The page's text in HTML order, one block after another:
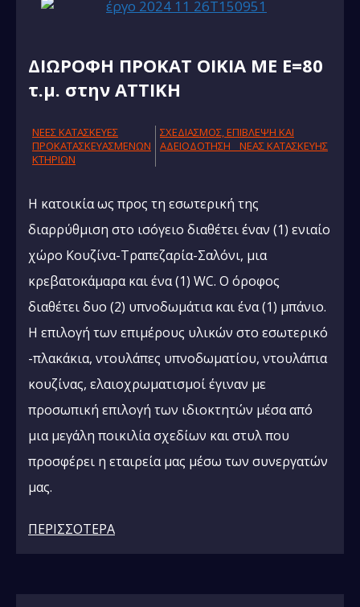
ΔΙΩΡΟΦΗ ΠΡΟΚΑΤ ΟΙΚΙΑ ΜΕ Ε=80
τ.μ. στην ΑΤΤΙΚΗ
NΕΕΣ ΚΑΤΑΣΚΕΥΕΣ
ΠΡΟΚΑΤΑΣΚΕΥΑΣΜΕΝΩΝ
ΚΤΗΡΙΩΝ
ΣΧΕΔΙΑΣΜΟΣ, ΕΠΙΒΛΕΨΗ ΚΑΙ
AΔΕΙΟΔΟΤΗΣΗ ΝΕΑΣ ΚΑΤΑΣΚΕΥΗΣ
Η κατοικία ως προς τη εσωτερική της
διαρρύθμιση στο ισόγειο διαθέτει έναν (1) ενιαίο
χώρο Κουζίνα-Τραπεζαρία-Σαλόνι, μια
κρεβατοκάμαρα και ένα (1) WC. Ο όροφος
διαθέτει δυο (2) υπνοδωμάτια και ένα (1) μπάνιο.
Η επιλογή των επιμέρους υλικών στο εσωτερικό
-πλακάκια, ντουλάπες υπνοδωματίου, ντουλάπια
κουζίνας, ελαιοχρωματισμοί έγιναν με
προσωπική επιλογή των ιδιοκτητών μέσα από
μια μεγάλη ποικιλία σχεδίων και στυλ που
προσφέρει η εταιρεία μας μέσω των συνεργατών
μας.
ΠΕΡΙΣΣΟΤΕΡΑ